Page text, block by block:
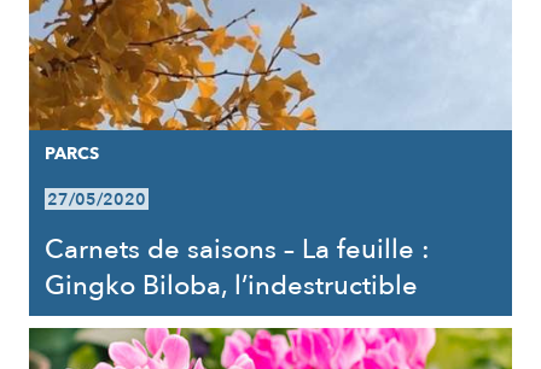
PARCS
27/05/2020
Carnets de saisons – La feuille :
Gingko Biloba, l’indestructible